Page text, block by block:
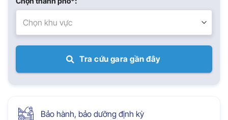
Chọn khu vực
Tra cứu gara gần đây
Bảo hành, bảo dưỡng định kỳ